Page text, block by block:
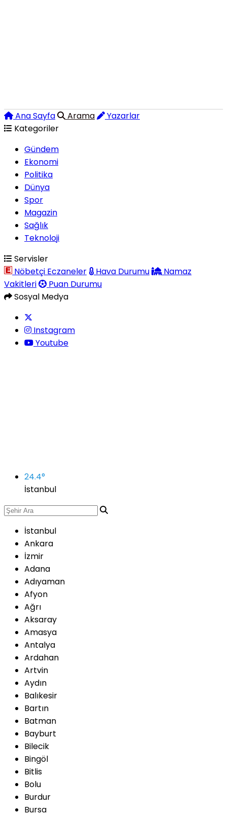
Ana Sayfa Arama
Yazarlar
Kategoriler
Gündem
Ekonomi
Politika
Dünya
Spor
Magazin
Sağlık
Teknoloji
Servisler
Nöbetçi Eczaneler
Hava Durumu
Namaz
Vakitleri
Puan Durumu
Sosyal Medya
Instagram
Youtube
24.4°
İstanbul
İstanbul
Ankara
İzmir
Adana
Adıyaman
Afyon
Ağrı
Aksaray
Amasya
Antalya
Ardahan
Artvin
Aydın
Balıkesir
Bartın
Batman
Bayburt
Bilecik
Bingöl
Bitlis
Bolu
Burdur
Bursa